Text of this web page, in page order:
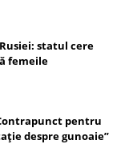
statul cere
femeile
pentru
despre gunoaie”